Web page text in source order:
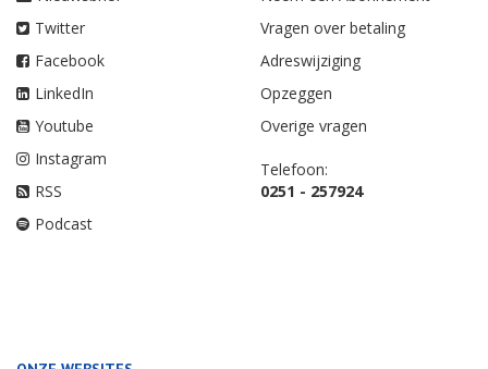
Twitter
Facebook
LinkedIn
Youtube
Instagram
RSS
Podcast
Vragen over betaling
Adreswijziging
Opzeggen
Overige vragen
Telefoon:
0251 - 257924